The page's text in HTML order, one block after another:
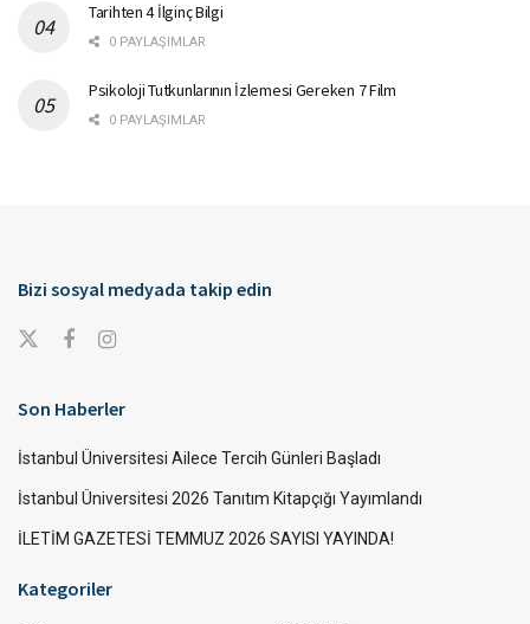
Tarihten 4 İlginç Bilgi
0 PAYLAŞIMLAR
Psikoloji Tutkunlarının İzlemesi Gereken 7 Film
0 PAYLAŞIMLAR
Bizi sosyal medyada takip edin
Son Haberler
İstanbul Üniversitesi Ailece Tercih Günleri Başladı
İstanbul Üniversitesi 2026 Tanıtım Kitapçığı Yayımlandı
İLETİM GAZETESİ TEMMUZ 2026 SAYISI YAYINDA!
Kategoriler